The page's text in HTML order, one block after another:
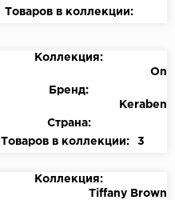
Товаров в коллекции:
Коллекция:
On
Бренд:
Keraben
Страна:
Товаров в коллекции:
3
Коллекция:
Tiffany Brown